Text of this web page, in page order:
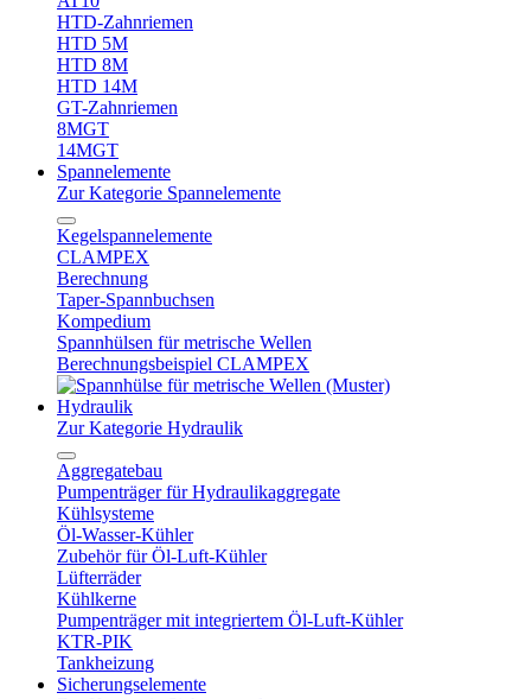
HTD-Zahnriemen
HTD 5M
HTD 8M
HTD 14M
GT-Zahnriemen
8MGT
14MGT
Spannelemente
Zur Kategorie Spannelemente
Kegelspannelemente
CLAMPEX
Berechnung
Taper-Spannbuchsen
Kompedium
Spannhülsen für metrische Wellen
Berechnungsbeispiel CLAMPEX
Hydraulik
Zur Kategorie Hydraulik
Aggregatebau
Pumpenträger für Hydraulikaggregate
Kühlsysteme
Öl-Wasser-Kühler
Zubehör für Öl-Luft-Kühler
Lüfterräder
Kühlkerne
Pumpenträger mit integriertem Öl-Luft-Kühler
KTR-PIK
Tankheizung
Sicherungselemente